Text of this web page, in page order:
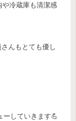
冷蔵庫も清潔感
んもとても優し
ーしていきます💪